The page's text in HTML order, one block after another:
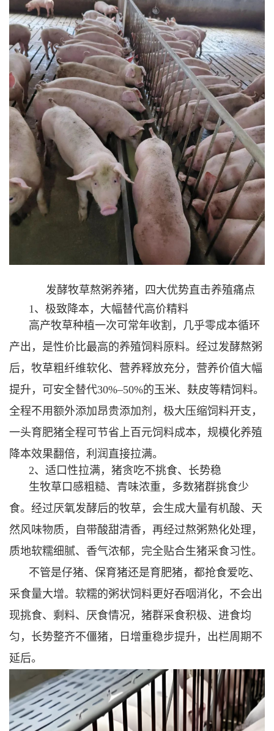
发酵牧草熬粥养猪，四大优势直击养殖痛点
1、极致降本，大幅替代高价精料
高产牧草种植一次可常年收割，几乎零成本循环
产出，是性价比最高的养殖饲料原料。经过发酵熬粥
后，牧草粗纤维软化、营养释放充分，营养价值大幅
提升，可安全替代30%–50%的玉米、麸皮等精饲料。
全程不用额外添加昂贵添加剂，极大压缩饲料开支，
一头育肥猪全程可节省上百元饲料成本，规模化养殖
降本效果翻倍，利润直接拉满。
2、适口性拉满，猪贪吃不挑食、长势稳
生牧草口感粗糙、青味浓重，多数猪群挑食少
食。经过厌氧发酵后的牧草，会生成大量有机酸、天
然风味物质，自带酸甜清香，再经过熬粥熟化处理，
质地软糯细腻、香气浓郁，完全贴合生猪采食习性。
不管是仔猪、保育猪还是育肥猪，都抢食爱吃、
采食量大增。软糯的粥状饲料更好吞咽消化，不会出
现挑食、剩料、厌食情况，猪群采食积极、进食均
匀，长势整齐不僵猪，日增重稳步提升，出栏周期不
延后。